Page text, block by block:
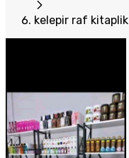
kelepir raf kitaplik